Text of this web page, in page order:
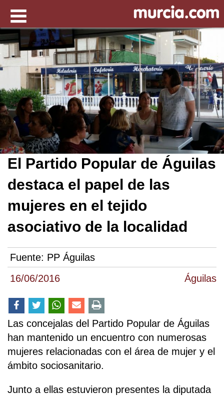
16/06/2016 Águilas
El Partido Popular de Águilas
destaca el papel de las
mujeres en el tejido
asociativo de la localidad
Fuente: PP Águilas
Las concejalas del Partido Popular de Águilas
han mantenido un encuentro con numerosas
mujeres relacionadas con el área de mujer y el
ámbito sociosanitario.
Junto a ellas estuvieron presentes la diputada